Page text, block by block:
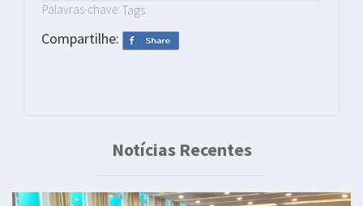
Palavras-chave: Tags:
Compartilhe:
Notícias Recentes